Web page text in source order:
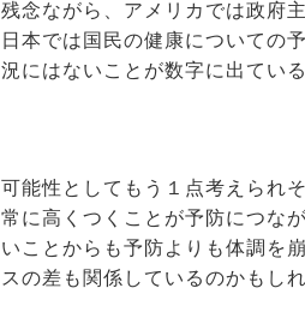
残念ながら、アメリカでは政府
日本では国民の健康についての
況にはないことが数字に出てい
可能性としてもう１点考えられ
常に高くつくことが予防につな
いことからも予防よりも体調を
スの差も関係しているのかもしれ